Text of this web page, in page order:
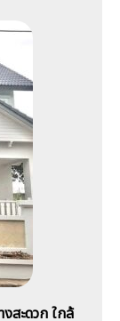
สะดวก ใกล้